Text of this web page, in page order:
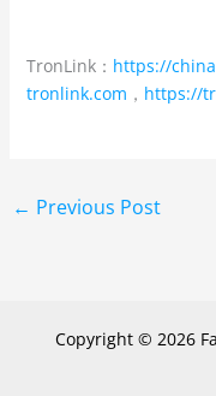
TronLink： https://
tronlink.com ， https://
← Previous Post
Copyright © 2026